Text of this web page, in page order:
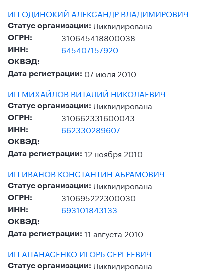
ИП ОДИНОКИЙ АЛЕКСАНДР ВЛАДИМИРОВИЧ
Статус организации: Ликвидирована
ОГРН: 310645418800038
ИНН: 645407157920
ОКВЭД: —
Дата регистрации: 07 июля 2010
ИП МИХАЙЛОВ ВИТАЛИЙ НИКОЛАЕВИЧ
Статус организации: Ликвидирована
ОГРН: 310662331600043
ИНН: 662330289607
ОКВЭД: —
Дата регистрации: 12 ноября 2010
ИП ИВАНОВ КОНСТАНТИН АБРАМОВИЧ
Статус организации: Ликвидирована
ОГРН: 310695222300030
ИНН: 693101843133
ОКВЭД: —
Дата регистрации: 11 августа 2010
ИП АПАНАСЕНКО ИГОРЬ СЕРГЕЕВИЧ
Статус организации: Ликвидирована